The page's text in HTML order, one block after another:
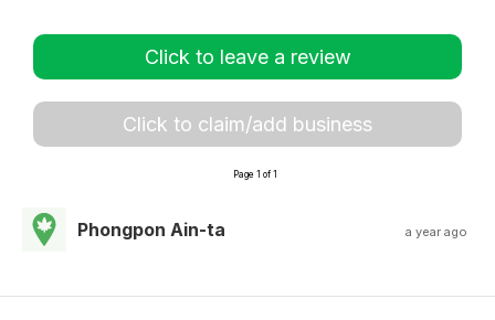
Click to leave a review
Click to claim/add business
Page 1 of 1
Phongpon Ain-ta a year ago